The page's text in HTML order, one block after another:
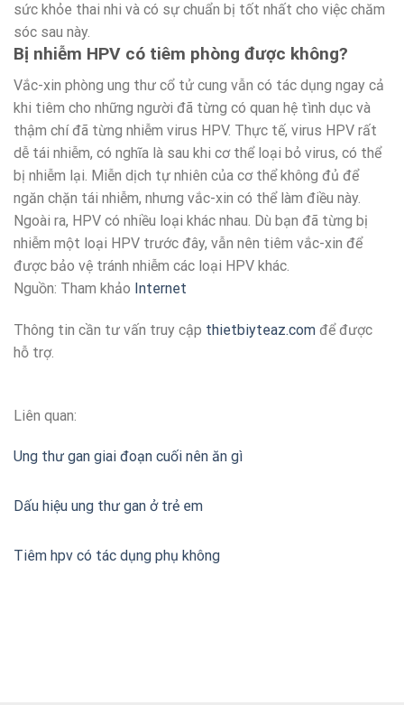
sức khỏe thai nhi và có sự chuẩn bị tốt nhất cho việc chăm
sóc sau này.
Bị nhiễm HPV có tiêm phòng được không?
Vắc-xin phòng ung thư cổ tử cung vẫn có tác dụng ngay cả
khi tiêm cho những người đã từng có quan hệ tình dục và
thậm chí đã từng nhiễm virus HPV. Thực tế, virus HPV rất
dễ tái nhiễm, có nghĩa là sau khi cơ thể loại bỏ virus, có thể
bị nhiễm lại. Miễn dịch tự nhiên của cơ thể không đủ để
ngăn chặn tái nhiễm, nhưng vắc-xin có thể làm điều này.
Ngoài ra, HPV có nhiều loại khác nhau. Dù bạn đã từng bị
nhiễm một loại HPV trước đây, vẫn nên tiêm vắc-xin để
được bảo vệ tránh nhiễm các loại HPV khác.
Nguồn: Tham khảo Internet
Thông tin cần tư vấn truy cập thietbiyteaz.com để được
hỗ trợ.
Liên quan:
Ung thư gan giai đoạn cuối nên ăn gì
Dấu hiệu ung thư gan ở trẻ em
Tiêm hpv có tác dụng phụ không